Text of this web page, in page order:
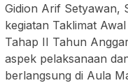
Gidion Arif Setyawan,
kegiatan Taklimat
Tahap II Tahun
aspek pelaksanaan
berlangsung di Aula